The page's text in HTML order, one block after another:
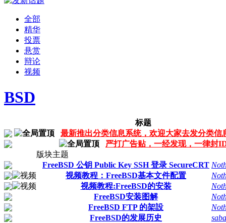
全部
精华
投票
悬赏
辩论
视频
BSD
标题
最新推出分类信息系统，欢迎大家去发分类信
严打广告贴，一经发现，一律封
版块主题
FreeBSD 公钥 Public Key SSH 登录 SecureCRT
视频教程：FreeBSD基本文件配置
视频教程:FreeBSD的安装
FreeBSD安装图解
FreeBSD FTP 的架設
FreeBSD的发展历史